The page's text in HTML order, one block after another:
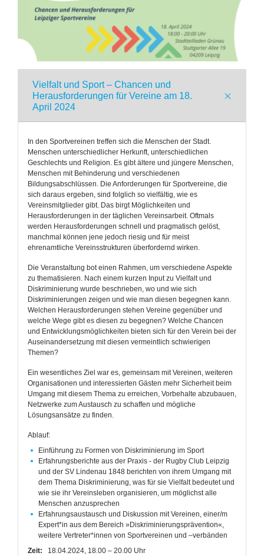
Vielfalt und Sport – Chancen und
Herausforderungen für Vereine am 18.
April 2024
In den Sportvereinen treffen sich die Menschen der Stadt.
Menschen unterschiedlicher Herkunft, unterschiedlichen
Geschlechts und Religion. Es gibt ältere und jüngere Menschen,
Menschen mit Behinderung und verschiedenen
Bildungsabschlüssen. Die Anforderungen für Sportvereine, die
sich daraus ergeben, sind folglich so vielfältig, wie es
Vereinsmitglieder gibt. Das birgt Möglichkeiten und
Herausforderungen in der täglichen Vereinsarbeit. Oftmals
werden Herausforderungen schnell und pragmatisch gelöst,
manchmal können jene jedoch riesig und für meist
ehrenamtliche Vereinsstrukturen überfordernd wirken.
Die Veranstaltung bot einen Rahmen, um verschiedene Aspekte
zu thematisieren. Nach einem kurzen Input zu Vielfalt und
Diskriminierung wurde beschrieben, wo und wie sich
Diskriminierungen zeigen und wie man diesen begegnen kann.
Welchen Herausforderungen stehen Vereine gegenüber und
welche Wege gibt es diesen zu begegnen? Welche Chancen
und Entwicklungsmöglichkeiten bieten sich für den Verein bei der
Auseinandersetzung mit diesen vermeintlich schwierigen
Themen?
Ein wesentliches Ziel war es, gemeinsam mit Vereinen, weiteren
Organisationen und interessierten Gästen mehr Sicherheit beim
Umgang mit diesem Thema zu erreichen, Vorbehalte abzubauen,
Netzwerke zum Austausch zu schaffen und mögliche
Lösungsansätze zu finden.
Ablauf:
Einführung zu Formen von Diskriminierung im Sport
Erfahrungsberichte aus der Praxis - der Rugby Club Leipzig
und der SV Lindenau 1848 berichten von ihrem Umgang mit
dem Thema Diskriminierung, was für sie Vielfalt bedeutet und
wie sie ihr Vereinsleben organisieren, um möglichst alle
Menschen anzusprechen
Erfahrungsaustausch und Diskussion mit Vereinen, einer/m
Expert*in aus dem Bereich »Diskriminierungsprävention«,
weitere Vertreter*innen von Sportvereinen und –verbänden
Zeit: 18.04.2024, 18.00 – 20.00 Uhr